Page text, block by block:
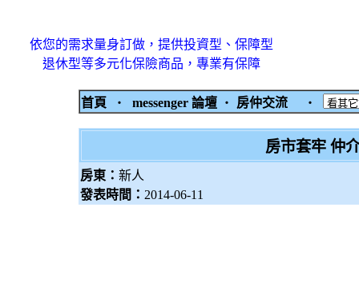
依您的需求量身訂做，提供投資型、保障型
退休型等多元化保險商品，專業有保障
首頁 ‧ messenger 論壇 ‧ 房仲交流 ‧
房市套牢 仲
房東： 新人
發表時間： 2014-06-11